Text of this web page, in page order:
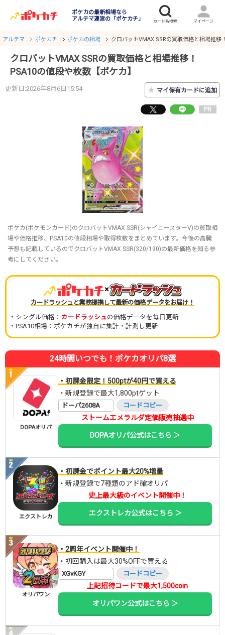
ポケカの最新相場なら
アルテマ運営の「ポケカチ」
アルテマ ポケカチ ポケカの相場 クロバットVMAX SSRの買取価格と相場推移
クロバットVMAX SSRの買取価格と相場推移！
PSA10の値段や枚数【ポケカ】
更新日:2026年8月6日15:54 ★ マイ保有カードに追加
PR
ポケカ(ポケモンカード)のクロバットVMAX SSR(シャイニースターV)の買取相
場や価格推移、PSA10の値段相場や取得枚数をまとめています。今後の高騰
予想も記載しているのでクロバットVMAX SSR(320/190)の最新価格を知る参
考にしてください。
×
カードラッシュと業務提携して最新の価格データをお届け！
・シングル価格： カードラッシュの価格データを毎日更新
・PSA10相場：ポケカチが独自に集計・計測し更新
24時間いつでも！ポケカオリパ8選
DOPAオリパ
・初課金限定！500ptが40円で買える
・新規登録で最大1,800ptゲット
ドーパ2608A コードコピー
ストームエメラルダ定価販売抽選中
DOPAオリパ公式はこちら ＞
エクストレカ
・初課金でポイント最大20%増量
・新規登録で7種類のアド確オリパ
史上最大級のイベント開催中！
エクストレカ公式はこちら ＞
オリパワン
・2周年イベント開催中！
・初回購入は最大30%OFFで買える
XGvKGY コードコピー
上記招待コードで最大1,500coin
オリパワン公式はこちら ＞